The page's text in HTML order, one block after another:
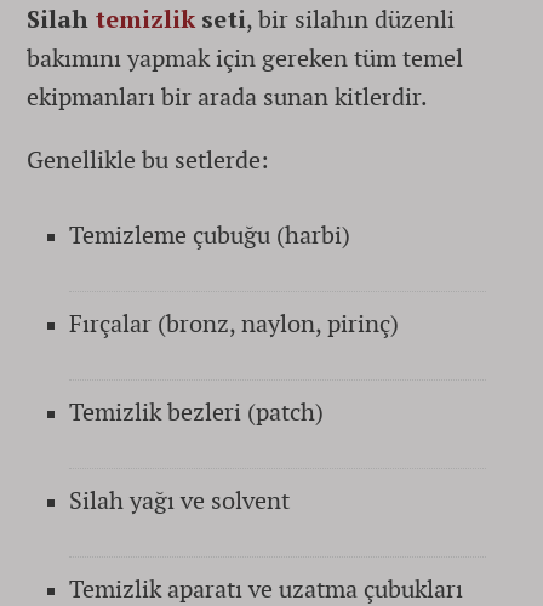
Silah temizlikseti, bir silahın düzenli
bakımını yapmak için gereken tüm temel
ekipmanları bir arada sunan kitlerdir.
Genellikle bu setlerde:
Temizleme çubuğu (harbi)
Fırçalar (bronz, naylon, pirinç)
Temizlik bezleri (patch)
Silah yağı ve solvent
Temizlik aparatı ve uzatma çubukları